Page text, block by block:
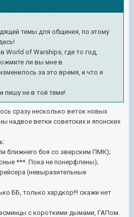
темы для общения, по этому
World of Warships, где то год,
ли вы мне в
за это время, и что я
пишу не в той теме!
сразу несколько веток новых
надвое ветки советских и японских
ближнего боя со зверским ПМК);
***. Пока не понерфлены);
(невыразительные
ББ, только хардкор!!! скажи нет
с короткими дымами, ГАПом.